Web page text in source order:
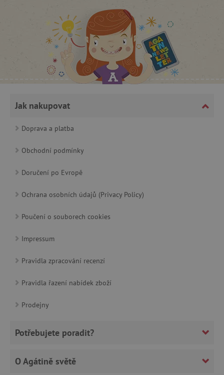
Jak nakupovat
Doprava a platba
Obchodní podmínky
Doručení po Evropě
Ochrana osobních údajů (Privacy Policy)
Poučení o souborech cookies
Impressum
Pravidla zpracování recenzí
Pravidla řazení nabídek zboží
Prodejny
Potřebujete poradit?
O Agátině světě
_lb_ccc .agatinsvet.cz
cjConsent
Google Privacy Policy